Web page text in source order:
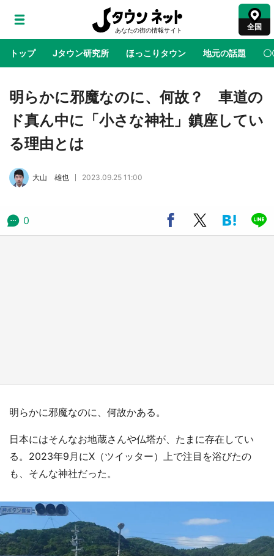
全国
トップ Jタウン研究所 ほっこりタウン 地元の話題 〇
地域×二次元 絶景 あの時はありがとう 物語がはじ
鳥取・境港「ゲゲゲの妖怪楽園」限定だった鬼
太郎グッズ買える 銀座・博品館TOY PARKへ
明らかに邪魔なのに、何故？ 車道の
ド真ん中に「小さな神社」鎮座してい
る理由とは
大山 雄也 2023.09.25 11:00
0
明らかに邪魔なのに、何故かある。
日本にはそんなお地蔵さんや仏塔が、たまに存在してい
る。2023年9月にX（ツイッター）上で注目を浴びたの
も、そんな神社だった。